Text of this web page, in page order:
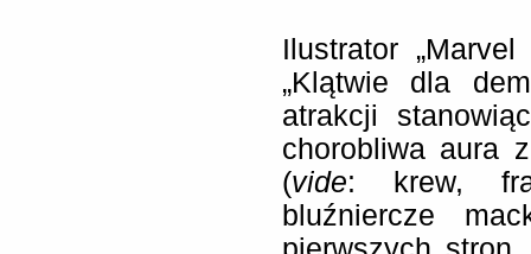
Ilustrator
„Klątwie dla
atrakcji
chorobliwa aura
(vide: krew,
bluźniercze